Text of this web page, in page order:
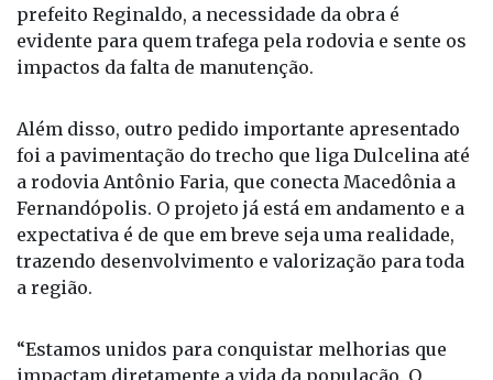
prefeito Reginaldo, a necessidade da obra é
evidente para quem trafega pela rodovia e sente os
impactos da falta de manutenção.
Além disso, outro pedido importante apresentado
foi a pavimentação do trecho que liga Dulcelina até
a rodovia Antônio Faria, que conecta Macedônia a
Fernandópolis. O projeto já está em andamento e a
expectativa é de que em breve seja uma realidade,
trazendo desenvolvimento e valorização para toda
a região.
“Estamos unidos para conquistar melhorias que
impactam diretamente a vida da população. O